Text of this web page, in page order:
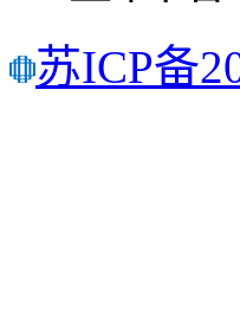
苏ICP备